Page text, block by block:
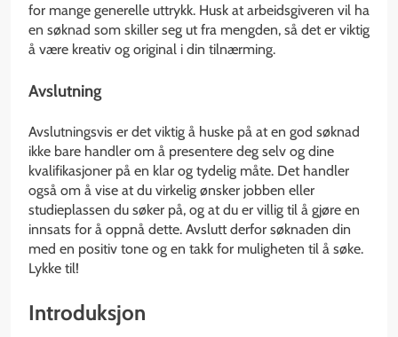
for mange generelle uttrykk. Husk at arbeidsgiveren vil ha
en søknad som skiller seg ut fra mengden, så det er viktig
å være kreativ og original i din tilnærming.
Avslutning
Avslutningsvis er det viktig å huske på at en god søknad
ikke bare handler om å presentere deg selv og dine
kvalifikasjoner på en klar og tydelig måte. Det handler
også om å vise at du virkelig ønsker jobben eller
studieplassen du søker på, og at du er villig til å gjøre en
innsats for å oppnå dette. Avslutt derfor søknaden din
med en positiv tone og en takk for muligheten til å søke.
Lykke til!
Introduksjon